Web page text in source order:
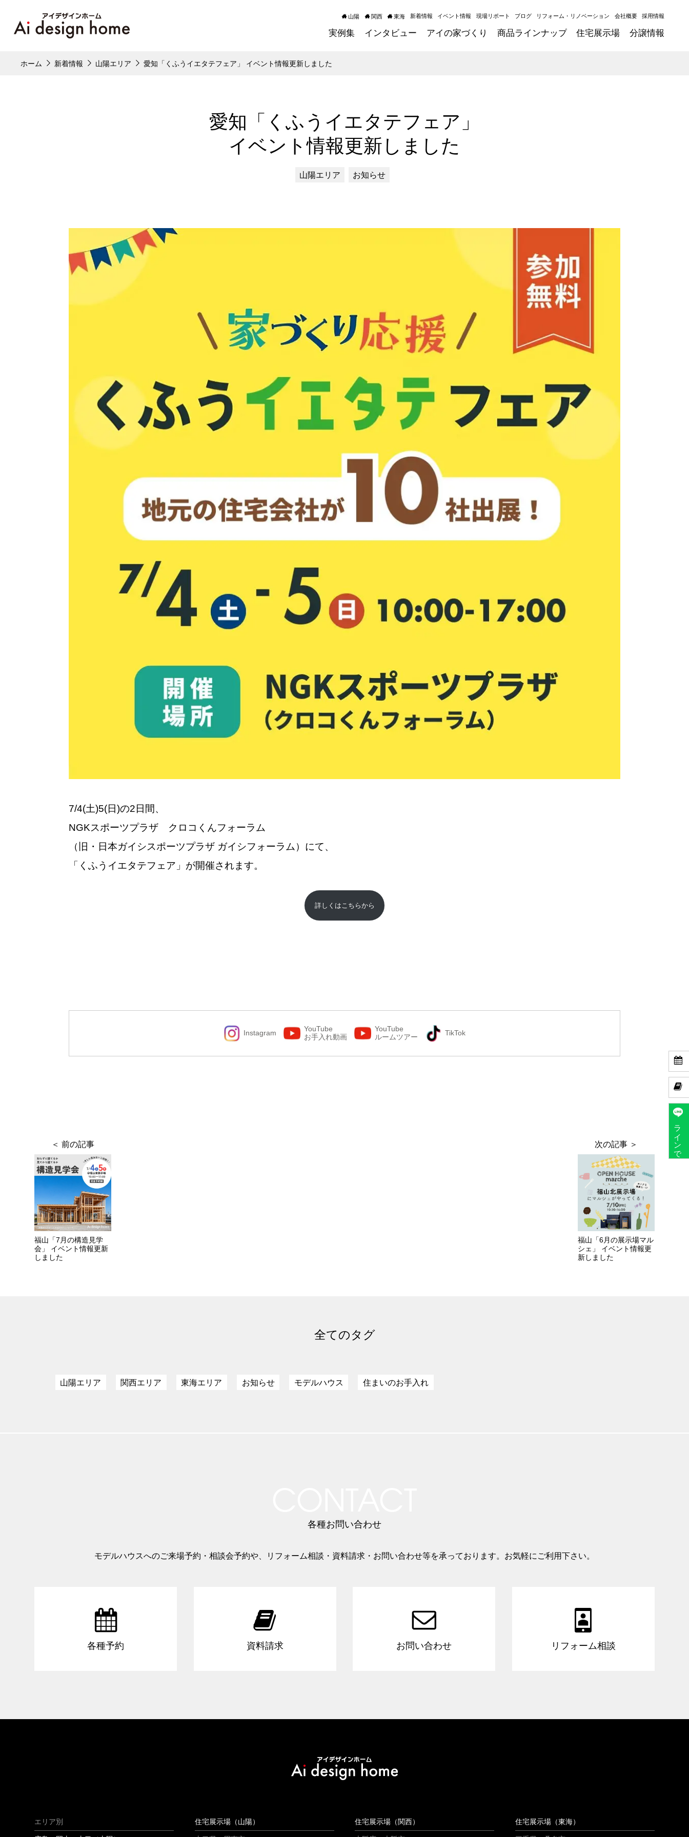


ラインで予約
山陽 関西 東海 新着情報 イベント情報 現場リポート ブログ リフォーム・リノベーション 会社概要 採用情報
実例集 インタビュー アイの家づくり 商品ラインナップ 住宅展示場 分譲情報
ホーム 新着情報 山陽エリア 愛知「くふうイエタテフェア」 イベント情報更新しました
愛知「くふうイエタテフェア」
イベント情報更新しました
山陽エリア お知らせ
7/4(土)5(日)の2日間、
NGKスポーツプラザ クロコくんフォーラム
（旧・日本ガイシスポーツプラザ ガイシフォーラム）にて、
「くふうイエタテフェア」が開催されます。
詳しくはこちらから
Instagram
YouTube
お手入れ動画
YouTube
ルームツアー
TikTok
福山「7月の構造見学
会」 イベント情報更新
しました
福山「6月の展示場マル
シェ」 イベント情報更
新しました
全てのタグ
山陽エリア 関西エリア 東海エリア お知らせ モデルハウス 住まいのお手入れ
各種お問い合わせ
モデルハウスへのご来場予約・相談会予約や、リフォーム相談・資料請求・お問い合わせ等を承っております。お気軽にご利用下さい。

各種予約

資料請求

お問い合わせ

リフォーム相談
エリア別 住宅展示場（山陽） 住宅展示場（関西） 住宅展示場（東海）